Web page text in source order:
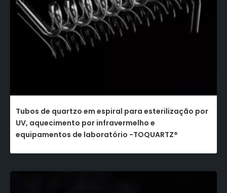
Tubos de quartzo em espiral para esterilização por
UV, aquecimento por infravermelho e
equipamentos de laboratório -TOQUARTZ®